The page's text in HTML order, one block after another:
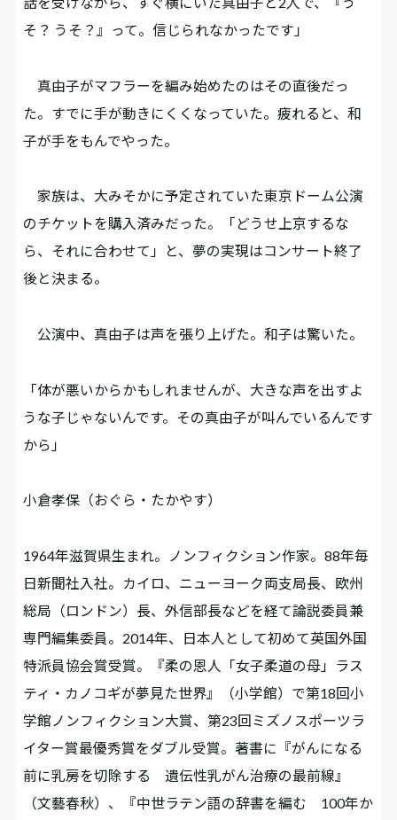
そ？ うそ？』って。信じられなかったです」
真由子がマフラーを編み始めたのはその直後だっ
た。すでに手が動きにくくなっていた。疲れると、和
子が手をもんでやった。
家族は、大みそかに予定されていた東京ドーム公演
のチケットを購入済みだった。「どうせ上京するな
ら、それに合わせて」と、夢の実現はコンサート終了
後と決まる。
公演中、真由子は声を張り上げた。和子は驚いた。
「体が悪いからかもしれませんが、大きな声を出すよ
うな子じゃないんです。その真由子が叫んでいるんです
から」
小倉孝保（おぐら・たかやす）
1964年滋賀県生まれ。ノンフィクション作家。88年毎
日新聞社入社。カイロ、ニューヨーク両支局長、欧州
総局（ロンドン）長、外信部長などを経て論説委員兼
専門編集委員。2014年、日本人として初めて英国外国
特派員協会賞受賞。『柔の恩人「女子柔道の母」ラス
ティ・カノコギが夢見た世界』（小学館）で第18回小
学館ノンフィクション大賞、第23回ミズノスポーツラ
イター賞最優秀賞をダブル受賞。著書に『がんになる
前に乳房を切除する 遺伝性乳がん治療の最前線』
（文藝春秋）、『中世ラテン語の辞書を編む 100年か